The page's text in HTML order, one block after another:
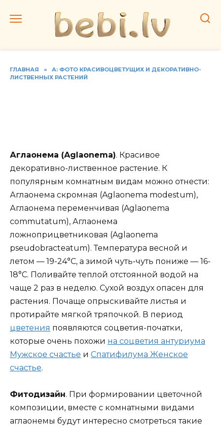
ГЛАВНАЯ »
А: ФОТО КРАСИВОЦВЕТУЩИХ И ДЕКОРАТИВНО-
ЛИСТВЕННЫХ РАСТЕНИЙ
Аглаонема (Aglaonema). Красивое
декоративно-лиственное растение. К
популярным комнатным видам можно отнести:
Аглаонема скромная (Aglaonema modestum),
Аглаонема переменчивая (Aglaonema
commutatum), Аглаонема
ложноприцветниковая (Aglaonema
pseudobracteatum). Температура весной и
летом — 19-24°C, а зимой чуть-чуть пониже — 16-
18°C. Поливайте теплой отстоянной водой на
чаще 2 раз в неделю. Сухой воздух опасен для
растения. Почаще опрыскивайте листья и
протирайте мягкой тряпочкой. В период
цветения появляются соцветия-початки,
которые очень похожи на соцветия антуриума
Мужское счастье и Спатифилума Женское
счастье.
Фитодизайн. При формировании цветочной
композиции, вместе с комнатными видами
аглаонемы будут интересно смотреться такие